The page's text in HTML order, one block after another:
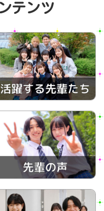
テンツ